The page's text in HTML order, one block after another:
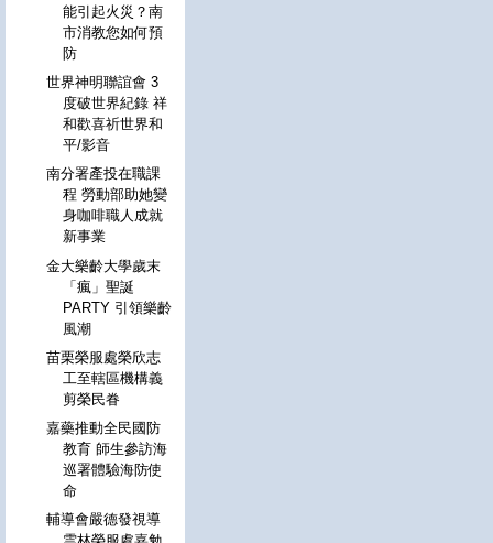
能引起火災？南
市消教您如何預
防
世界神明聯誼會 3
度破世界紀錄 祥
和歡喜祈世界和
平/影音
南分署產投在職課
程 勞動部助她變
身咖啡職人成就
新事業
金大樂齡大學歲末
「瘋」聖誕
PARTY 引領樂齡
風潮
苗栗榮服處榮欣志
工至轄區機構義
剪榮民眷
嘉藥推動全民國防
教育 師生參訪海
巡署體驗海防使
命
輔導會嚴德發視導